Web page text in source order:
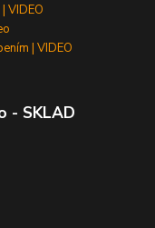
VIDEO
| VIDEO
- SKLAD